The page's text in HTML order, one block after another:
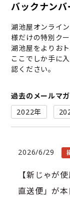
バックナンバ
湖池屋オンライ
様だけの特別クー
湖池屋をよりお
ここでしか手に
認ください。
過去のメールマ
2022年
2026/6/29
【新じゃが
直送便」が